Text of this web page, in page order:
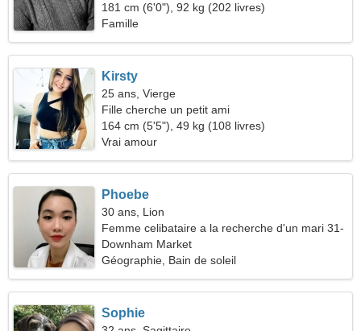
181 cm (6'0"), 92 kg (202 livres)
Famille
Kirsty
25 ans, Vierge
Fille cherche un petit ami
164 cm (5'5"), 49 kg (108 livres)
Vrai amour
Phoebe
30 ans, Lion
Femme celibataire a la recherche d'un mari 31-
41
Downham Market
Géographie, Bain de soleil
Sophie